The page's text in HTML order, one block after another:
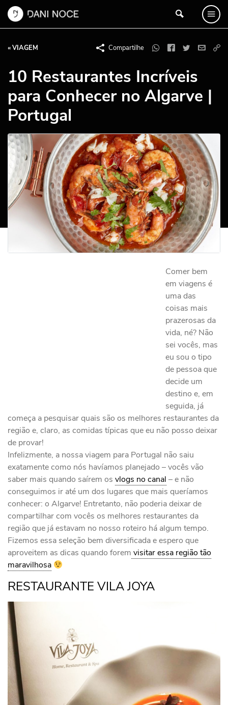
« VIAGEM Compartilhe
10 Restaurantes Incríveis
para Conhecer no Algarve |
Portugal
Comer bem
em viagens é
uma das
coisas mais
prazerosas da
vida, né? Não
sei vocês, mas
eu sou o tipo
de pessoa que
decide um
destino e, em
seguida, já
começa a pesquisar quais são os melhores restaurantes da
região e, claro, as comidas típicas que eu não posso deixar
de provar!
Infelizmente, a nossa viagem para Portugal não saiu
exatamente como nós havíamos planejado – vocês vão
saber mais quando saírem os vlogs no canal – e não
conseguimos ir até um dos lugares que mais queríamos
conhecer: o Algarve! Entretanto, não poderia deixar de
compartilhar com vocês os melhores restaurantes da
região que já estavam no nosso roteiro há algum tempo.
Fizemos essa seleção bem diversificada e espero que
aproveitem as dicas quando forem visitar essa região tão
maravilhosa
RESTAURANTE VILA JOYA